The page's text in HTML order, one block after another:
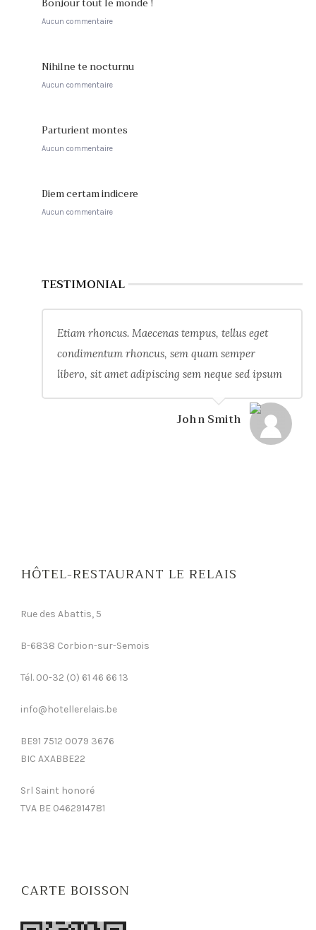
Aucun commentaire
Nihilne te nocturnu
Aucun commentaire
Parturient montes
Aucun commentaire
Diem certam indicere
Aucun commentaire
TESTIMONIAL
Etiam rhoncus. Maecenas tempus, tellus eget
condimentum rhoncus, sem quam semper
libero, sit amet adipiscing sem neque sed ipsum
John Smith
HÔTEL-RESTAURANT LE RELAIS
Rue des Abattis, 5
B-6838 Corbion-sur-Semois
Tél. 00-32 (0) 61 46 66 13
info@hotellerelais.be
BE91 7512 0079 3676
BIC AXABBE22
Srl Saint honoré
TVA BE 0462914781
CARTE BOISSON